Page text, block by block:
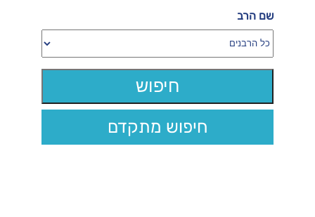
שם הרב
חיפוש מתקדם